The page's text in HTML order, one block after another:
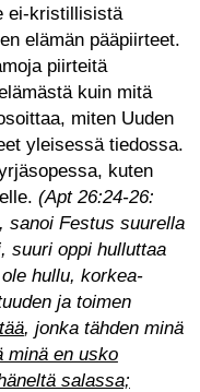
ei-kristillisistä
elämän pääpiirteet.
piirteitä
kuin mitä
miten Uuden
yleisessä tiedossa.
kuten
(Apt 26:24-26:
sanoi Festus suurella
suuri oppi hulluttaa
hullu, korkea-
ja toimen
, jonka tähden minä
minä en usko
salassa;